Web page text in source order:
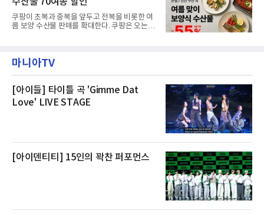
온전한 휴식을 원하는 고객들에게 특별한 경험
을 제공한다”고 밝혔다.패키지는 디럭스와 이그
제큐티브 두 가지 타입으로 구성된다. 디럭스 패
키지는 객실 1박(룸 온리)으로 심플한 호캉스를
스 센터 사우나 2인 이용 혜택이 포함된다.특히
클럽 앰배서더 라운지
쿠팡이 초복과 중복을 앞두고 전복을 비롯한 여
름 보양 수산물 판매를 확대한다. 쿠팡은 오는
우 등이 포함됐다. 쿠팡은 올해 큰 크기의 전복
생산량이 늘어난 점을 반영해 주요 산지 상품을
전복은 산지에서 채취한 뒤 전국으로 직송되는
방식으로 운영된다. 신선도가 중요한 상품인 만
큼 이르면 다음 날 오전 배송이 가능하도록 물류
마니아TV
[아이들] 타이틀 곡 'Gimme Dat
Love' LIVE STAGE
[아이덴티티] 15인의 꽉찬 퍼포먼스